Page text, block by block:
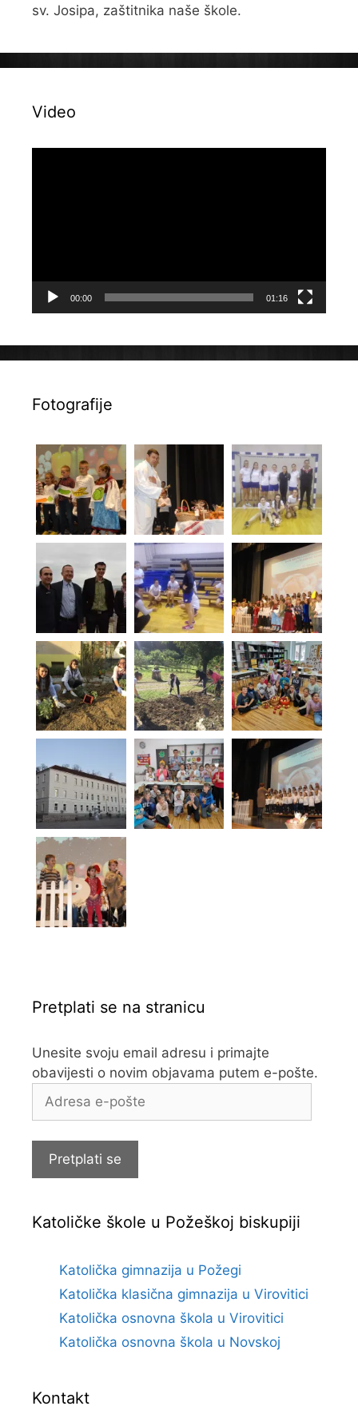
sv. Josipa, zaštitnika naše škole.
Video
00:00 01:16
Fotografije
Pretplati se na stranicu
Unesite svoju email adresu i primajte
obavijesti o novim objavama putem e-pošte.
e-
Pretplati se
Katoličke škole u Požeškoj biskupiji
Katolička gimnazija u Požegi
Katolička klasična gimnazija u Virovitici
Katolička osnovna škola u Virovitici
Katolička osnovna škola u Novskoj
Kontakt